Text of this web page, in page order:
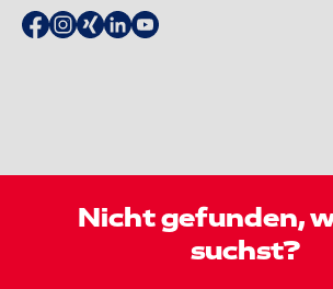
Nicht gefunden,
suchst?